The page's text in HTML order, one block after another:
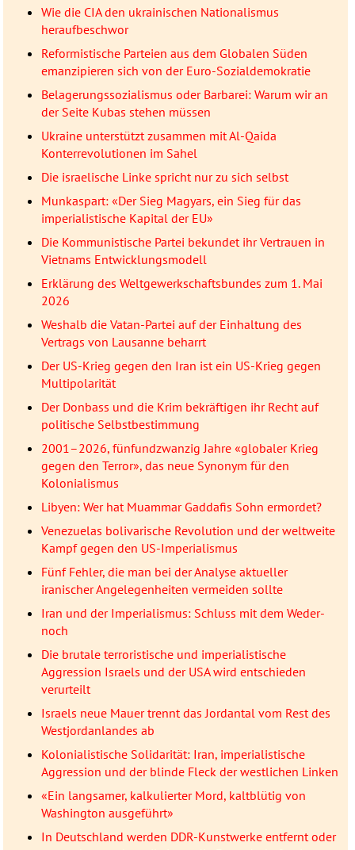
Wie die CIA den ukrainischen Nationalismus
heraufbeschwor
Reformistische Parteien aus dem Globalen Süden
emanzipieren sich von der Euro-Sozialdemokratie
Belagerungssozialismus oder Barbarei: Warum wir an
der Seite Kubas stehen müssen
Ukraine unterstützt zusammen mit Al-Qaida
Konterrevolutionen im Sahel
Die israelische Linke spricht nur zu sich selbst
Munkaspart: «Der Sieg Magyars, ein Sieg für das
imperialistische Kapital der EU»
Die Kommunistische Partei bekundet ihr Vertrauen in
Vietnams Entwicklungsmodell
Erklärung des Weltgewerkschaftsbundes zum 1. Mai
2026
Weshalb die Vatan-Partei auf der Einhaltung des
Vertrags von Lausanne beharrt
Der US-Krieg gegen den Iran ist ein US-Krieg gegen
Multipolarität
Der Donbass und die Krim bekräftigen ihr Recht auf
politische Selbstbestimmung
2001–2026, fünfundzwanzig Jahre «globaler Krieg
gegen den Terror», das neue Synonym für den
Kolonialismus
Libyen: Wer hat Muammar Gaddafis Sohn ermordet?
Venezuelas bolivarische Revolution und der weltweite
Kampf gegen den US-Imperialismus
Fünf Fehler, die man bei der Analyse aktueller
iranischer Angelegenheiten vermeiden sollte
Iran und der Imperialismus: Schluss mit dem Weder-
noch
Die brutale terroristische und imperialistische
Aggression Israels und der USA wird entschieden
verurteilt
Israels neue Mauer trennt das Jordantal vom Rest des
Westjordanlandes ab
Kolonialistische Solidarität: Iran, imperialistische
Aggression und der blinde Fleck der westlichen Linken
«Ein langsamer, kalkulierter Mord, kaltblütig von
Washington ausgeführt»
In Deutschland werden DDR-Kunstwerke entfernt oder